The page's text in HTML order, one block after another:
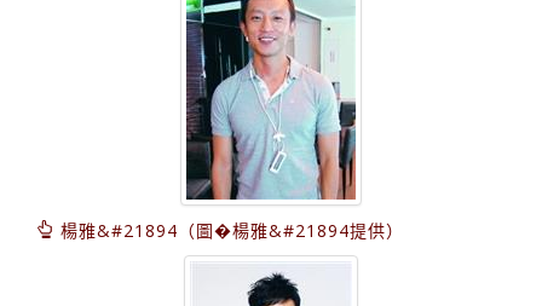
楊雅&#21894（圖�楊雅&#21894提供）